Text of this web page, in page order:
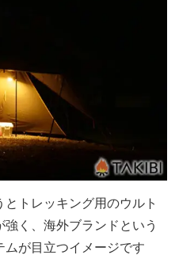
トレッキング用のウルト
く、海外ブランドという
ムが目立つイメージです